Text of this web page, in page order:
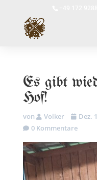
Es gibt
Hof!
von Volker Dez.
0 Kommentare